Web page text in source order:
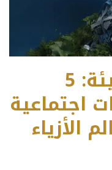
اليوم العالمي للبيئة: 5
اجتماعية
الأزياء